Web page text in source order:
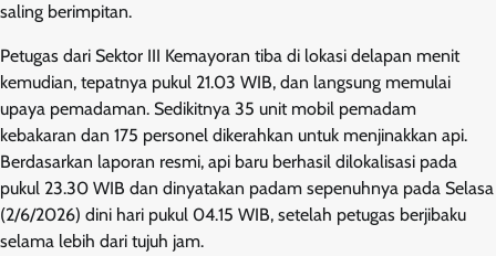
saling berimpitan.
Petugas dari Sektor III Kemayoran tiba di lokasi delapan menit
kemudian, tepatnya pukul 21.03 WIB, dan langsung memulai
upaya pemadaman. Sedikitnya 35 unit mobil pemadam
kebakaran dan 175 personel dikerahkan untuk menjinakkan api.
Berdasarkan laporan resmi, api baru berhasil dilokalisasi pada
pukul 23.30 WIB dan dinyatakan padam sepenuhnya pada Selasa
(2/6/2026) dini hari pukul 04.15 WIB, setelah petugas berjibaku
selama lebih dari tujuh jam.